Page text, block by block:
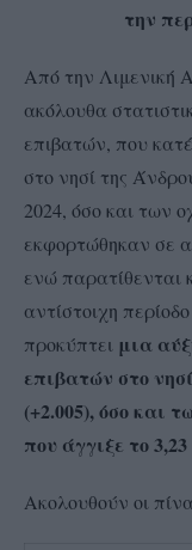
την
Από την Λιμενική
ακόλουθα
επιβατών, που
στο νησί της
2024, όσο και των
εκφορτώθηκαν σε
ενώ παρατίθενται
αντίστοιχη
προκύπτει μια
επιβατών στο
(+2.005), όσο και
που άγγιξε το
Ακολουθούν οι